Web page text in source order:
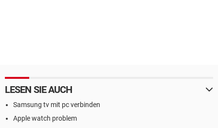
LESEN SIE AUCH
Samsung tv mit pc verbinden
Apple watch problem